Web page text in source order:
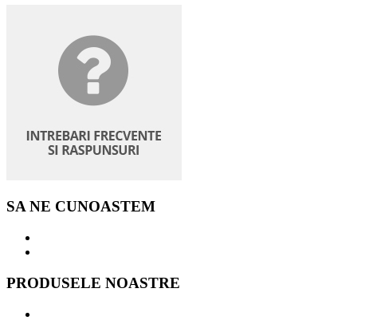
SA NE CUNOASTEM
PRODUSELE NOASTRE